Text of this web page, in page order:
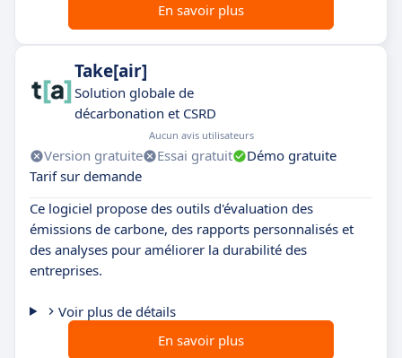
En savoir plus
Take[air]
Solution globale de
décarbonation et CSRD
Aucun avis utilisateurs
Version gratuite Essai gratuit
Démo gratuite
Tarif sur demande
Ce logiciel propose des outils d'évaluation des
émissions de carbone, des rapports personnalisés et
des analyses pour améliorer la durabilité des
entreprises.
Voir plus de détails
En savoir plus